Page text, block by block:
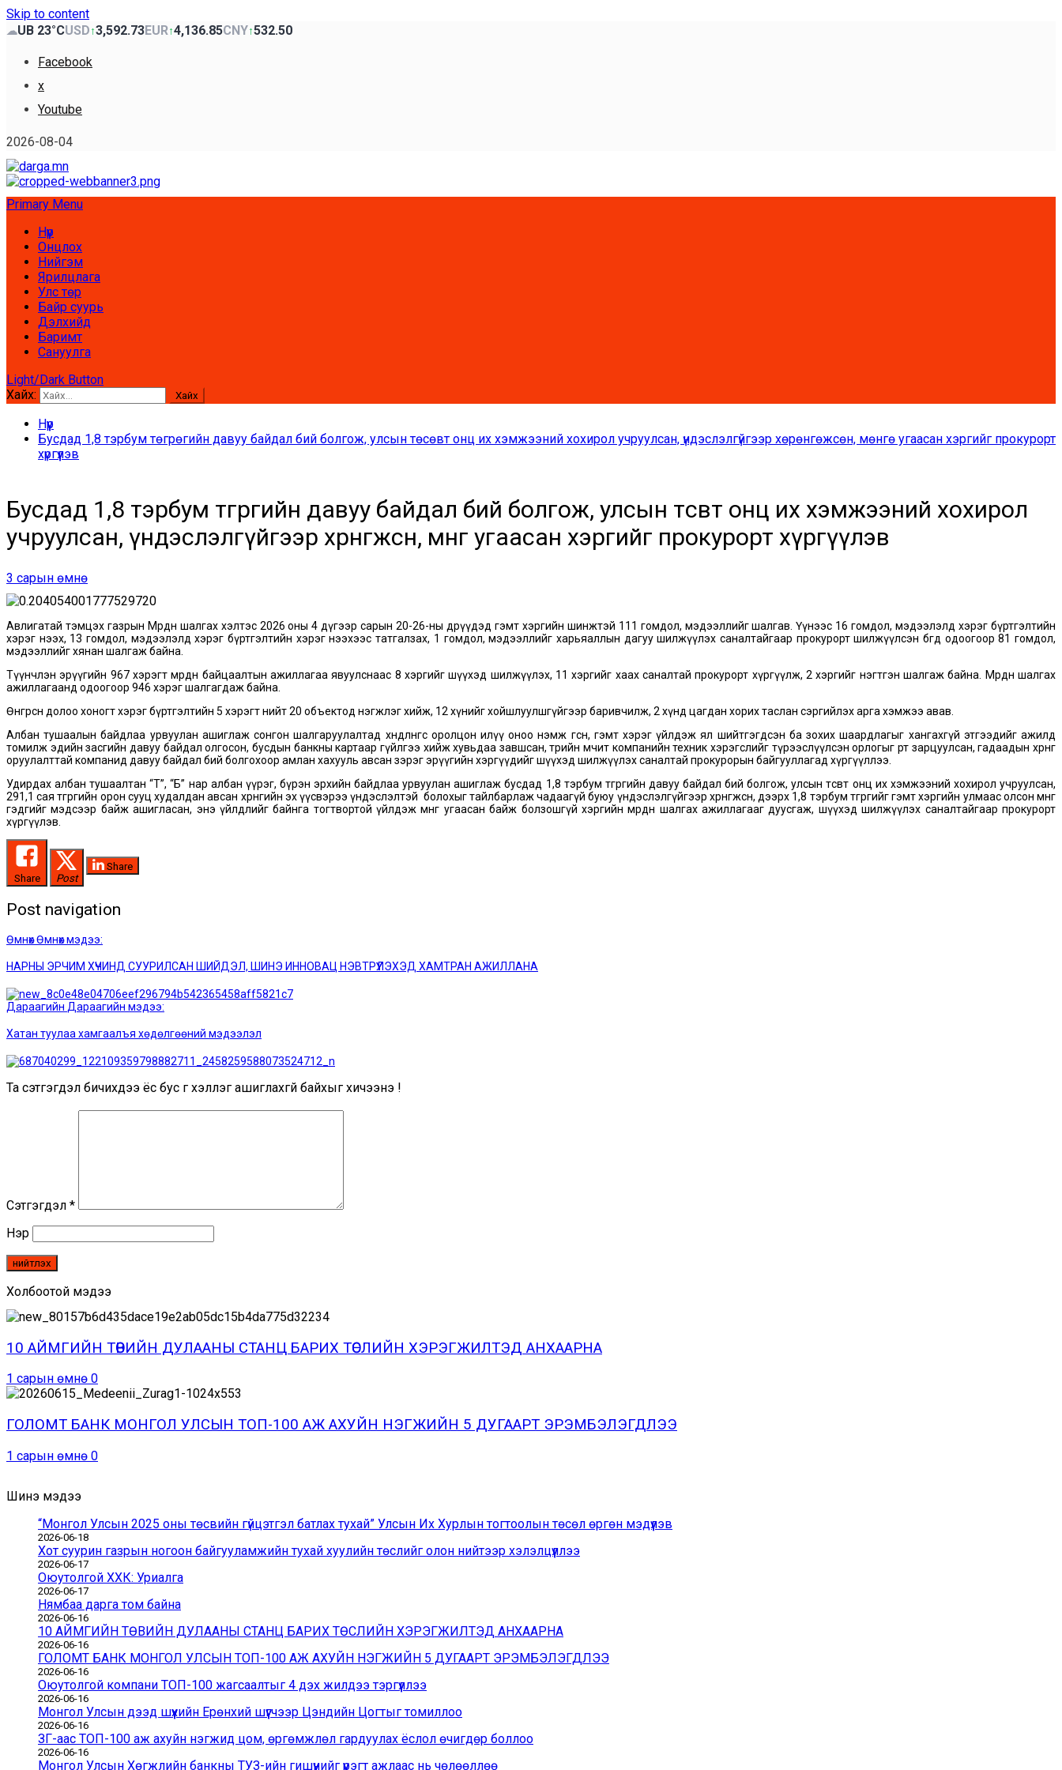
Skip to content
☁UB 23°CUSD↑3,592.73EUR↑4,136.85CNY↑532.50
Facebook
x
Youtube
2026-08-04
Primary Menu
Нүүр
Онцлох
Нийгэм
Ярилцлага
Улс төр
Байр суурь
Дэлхийд
Баримт
Сануулга
Light/Dark Button
Хайх:
Нүүр
Бусдад 1,8 тэрбум төгрөгийн давуу байдал бий болгож, улсын төсөвт онц их хэмжээний хохирол учруулсан, үндэслэлгүйгээр хөрөнгөжсөн, мөнгө угаасан хэргийг прокурорт
хүргүүлэв
Бусдад 1,8 тэрбум төгрөгийн давуу байдал бий болгож, улсын төсөвт онц их хэмжээний хохирол
учруулсан, үндэслэлгүйгээр хөрөнгөжсөн, мөнгө угаасан хэргийг прокурорт хүргүүлэв
3 сарын өмнө
Авлигатай тэмцэх газрын Мөрдөн шалгах хэлтэс 2026 оны 4 дүгээр сарын 20-26-ны өдрүүдэд гэмт хэргийн шинжтэй 111 гомдол, мэдээллийг шалгав. Үүнээс 16 гомдол, мэдээлэлд хэрэг бүртгэлтийн
хэрэг нээх, 13 гомдол, мэдээлэлд хэрэг бүртгэлтийн хэрэг нээхээс татгалзах, 1 гомдол, мэдээллийг харьяаллын дагуу шилжүүлэх саналтайгаар прокурорт шилжүүлсэн бөгөөд одоогоор 81 гомдол,
мэдээллийг хянан шалгаж байна.
Түүнчлэн эрүүгийн 967 хэрэгт мөрдөн байцаалтын ажиллагаа явуулснаас 8 хэргийг шүүхэд шилжүүлэх, 11 хэргийг хаах саналтай прокурорт хүргүүлж, 2 хэргийг нэгтгэн шалгаж байна. Мөрдөн шалгах
ажиллагаанд одоогоор 946 хэрэг шалгагдаж байна.
Өнгөрсөн долоо хоногт хэрэг бүртгэлтийн 5 хэрэгт нийт 20 объектод нэгжлэг хийж, 12 хүнийг хойшлуулшгүйгээр баривчилж, 2 хүнд цагдан хорих таслан сэргийлэх арга хэмжээ авав.
Албан тушаалын байдлаа урвуулан ашиглаж сонгон шалгаруулалтад хөндлөнгөөс оролцон илүү оноо нэмж өгсөн, гэмт хэрэг үйлдэж ял шийтгэгдсэн ба зохих шаардлагыг хангахгүй этгээдийг ажилд
томилж эдийн засгийн давуу байдал олгосон, бусдын банкны картаар гүйлгээ хийж хувьдаа завшсан, төрийн өмчит компанийн техник хэрэгслийг түрээслүүлсэн орлогыг өөртөө зарцуулсан, гадаадын хөрөнгө
оруулалттай компанид давуу байдал бий болгохоор амлан хахууль авсан зэрэг эрүүгийн хэргүүдийг шүүхэд шилжүүлэх саналтай прокурорын байгууллагад хүргүүллээ.
Удирдах албан тушаалтан “Т”, “Б” нар албан үүрэг, бүрэн эрхийн байдлаа урвуулан ашиглаж бусдад 1,8 тэрбум төгрөгийн давуу байдал бий болгож, улсын төсөвт онц их хэмжээний хохирол учруулсан,
291,1 сая төгрөгийн орон сууц худалдан авсан хөрөнгийн эх үүсвэрээ үндэслэлтэй болохыг тайлбарлаж чадаагүй буюу үндэслэлгүйгээр хөрөнгөжсөн, дээрх 1,8 тэрбум төгрөгийг гэмт хэргийн улмаас олсон мөнгө
гэдгийг мэдсээр байж ашигласан, энэ үйлдлийг байнга тогтвортой үйлдэж мөнгө угаасан байж болзошгүй хэргийн мөрдөн шалгах ажиллагааг дуусгаж, шүүхэд шилжүүлэх саналтайгаар прокурорт
хүргүүлэв.
Share Post
Share
Post navigation
ӨмнөхӨмнөх мэдээ:
НАРНЫ ЭРЧИМ ХҮЧИНД СУУРИЛСАН ШИЙДЭЛ, ШИНЭ ИННОВАЦ НЭВТРҮҮЛЭХЭД ХАМТРАН АЖИЛЛАНА
Дараагийн Дараагийн мэдээ:
Хатан туулаа хамгаалъя хөдөлгөөний мэдээлэл
Та сэтгэгдэл бичихдээ ёс бус үг хэллэг ашиглахгүй байхыг хичээнэ үү!
Сэтгэгдэл *
Нэр
Холбоотой мэдээ
10 АЙМГИЙН ТӨВИЙН ДУЛААНЫ СТАНЦ БАРИХ ТӨСЛИЙН ХЭРЭГЖИЛТЭД АНХААРНА
1 сарын өмнө 0
ГОЛОМТ БАНК МОНГОЛ УЛСЫН ТОП-100 АЖ АХУЙН НЭГЖИЙН 5 ДУГААРТ ЭРЭМБЭЛЭГДЛЭЭ
1 сарын өмнө 0
Шинэ мэдээ
“Монгол Улсын 2025 оны төсвийн гүйцэтгэл батлах тухай” Улсын Их Хурлын тогтоолын төсөл өргөн мэдүүлэв
2026-06-18
Хот суурин газрын ногоон байгууламжийн тухай хуулийн төслийг олон нийтээр хэлэлцүүллээ
2026-06-17
Оюутолгой ХХК: Уриалга
2026-06-17
Нямбаа дарга том байна
2026-06-16
10 АЙМГИЙН ТӨВИЙН ДУЛААНЫ СТАНЦ БАРИХ ТӨСЛИЙН ХЭРЭГЖИЛТЭД АНХААРНА
2026-06-16
ГОЛОМТ БАНК МОНГОЛ УЛСЫН ТОП-100 АЖ АХУЙН НЭГЖИЙН 5 ДУГААРТ ЭРЭМБЭЛЭГДЛЭЭ
2026-06-16
Оюутолгой компани ТОП-100 жагсаалтыг 4 дэх жилдээ тэргүүллээ
2026-06-16
Монгол Улсын дээд шүүхийн Ерөнхий шүүгчээр Цэндийн Цогтыг томиллоо
2026-06-16
ЗГ-аас ТОП-100 аж ахуйн нэгжид цом, өргөмжлөл гардуулах ёслол өчигдөр боллоо
2026-06-16
Монгол Улсын Хөгжлийн банкны ТУЗ-ийн гишүүнийг үүрэгт ажлаас нь чөлөөллөө